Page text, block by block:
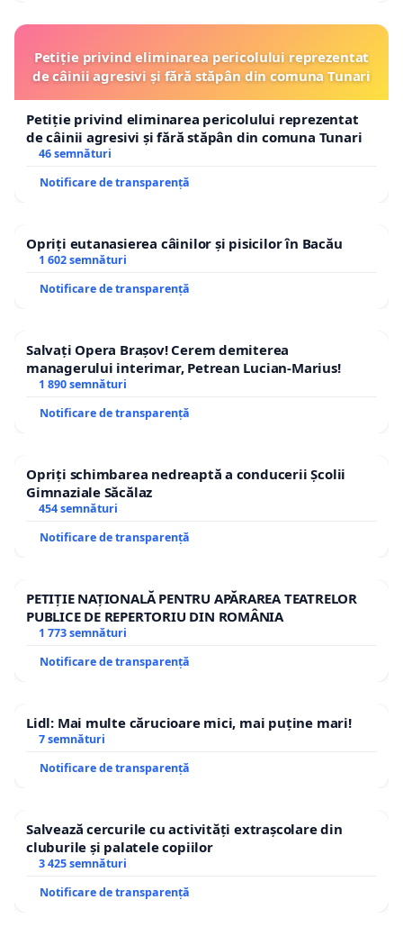
Petiție privind eliminarea pericolului reprezentat
de câinii agresivi și fără stăpân din comuna Tunari
Petiție privind eliminarea pericolului reprezentat
de câinii agresivi și fără stăpân din comuna Tunari
46 semnături
Notificare de transparență
Opriți eutanasierea câinilor și pisicilor în Bacău
1 602 semnături
Notificare de transparență
Salvați Opera Brașov! Cerem demiterea
managerului interimar, Petrean Lucian-Marius!
1 890 semnături
Notificare de transparență
Opriți schimbarea nedreaptă a conducerii Școlii
Gimnaziale Săcălaz
454 semnături
Notificare de transparență
PETIȚIE NAȚIONALĂ PENTRU APĂRAREA TEATRELOR
PUBLICE DE REPERTORIU DIN ROMÂNIA
1 773 semnături
Notificare de transparență
Lidl: Mai multe cărucioare mici, mai puține mari!
7 semnături
Notificare de transparență
Salvează cercurile cu activități extrașcolare din
cluburile și palatele copiilor
3 425 semnături
Notificare de transparență